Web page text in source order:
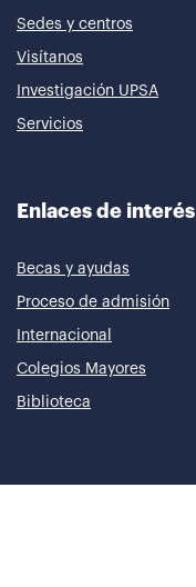
Sedes y centros
Visítanos
Investigación UPSA
Servicios
Enlaces de interés
Becas y ayudas
Proceso de admisión
Internacional
Colegios Mayores
Biblioteca